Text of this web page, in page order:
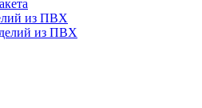
из ПВХ
из ПВХ